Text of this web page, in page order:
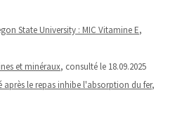
State University : MIC Vitamine E,
et minéraux, consulté le 18.09.2025
après le repas inhibe l'absorption du fer,